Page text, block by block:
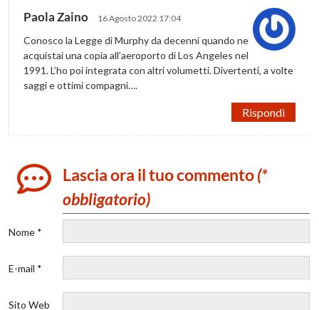
Paola Zaino 16 Agosto 2022 17:04
Conosco la Legge di Murphy da decenni quando ne
acquistai una copia all’aeroporto di Los Angeles nel
1991. L’ho poi integrata con altri volumetti. Divertenti, a volte
saggi e ottimi compagni….
Rispondi
Lascia ora il tuo commento(*
obbligatorio)
Nome *
E-mail *
Sito Web